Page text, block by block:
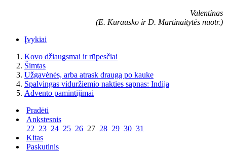
Valentinas
(E. Kurausko ir D. Martinaitytės nuotr.)
Įvykiai
Kovo džiaugsmai ir rūpesčiai
Šimtas
Užgavėnės, arba atrask draugą po kauke
Spalvingas viduržiemio nakties sapnas: Indija
Advento pamintijimai
Pradėti
Ankstesnis
22 23 24 25 26 27 28 29 30 31
Kitas
Paskutinis